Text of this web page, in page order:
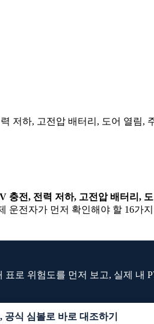
저하, 고전압 배터리, 도어 열림
충전, 전력 저하, 고전압 배터리,
운전자가 먼저 확인해야 할 16가
로 위험도를 먼저 보고, 실제 내
공식 심볼로 바로 대조하기